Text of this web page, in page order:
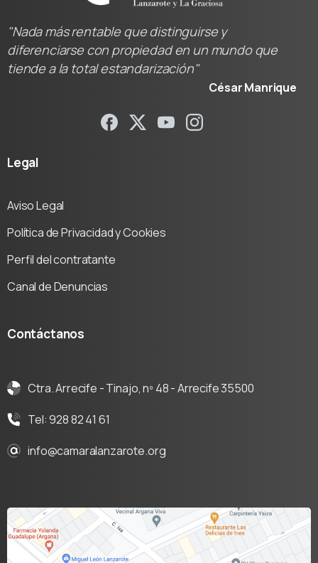
"Nada más rentable que distinguirse y
diferenciarse con propiedad en un mundo que
tiende a la total estandarización"
César Manrique
Legal
Aviso Legal
Política de Privacidad y Cookies
Perfil del contratante
Canal de Denuncias
Contáctanos
Ctra. Arrecife - Tinajo, nº 48 - Arrecife 35500
Tel: 928 82 41 61
info@camaralanzarote.org